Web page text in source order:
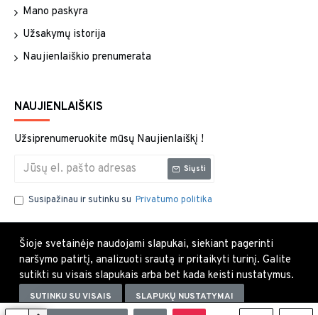
Mano paskyra
Užsakymų istorija
Naujienlaiškio prenumerata
NAUJIENLAIŠKIS
Užsiprenumeruokite mūsų Naujienlaiškį !
Siųsti
Susipažinau ir sutinku su Privatumo politika
Šioje svetainėje naudojami slapukai, siekiant pagerinti
naršymo patirtį, analizuoti srautą ir pritaikyti turinį. Galite
sutikti su visais slapukais arba bet kada keisti nustatymus.
SUTINKU SU VISAIS SLAPUKŲ NUSTATYMAI